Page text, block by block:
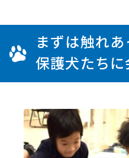
まずは触れ
保護犬たちに